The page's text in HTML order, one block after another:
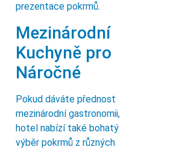
prezentace pokrmů.
Mezinárodní
Kuchyně pro
Náročné
Pokud dáváte přednost
mezinárodní gastronomii,
hotel nabízí také bohatý
výběr pokrmů z různých